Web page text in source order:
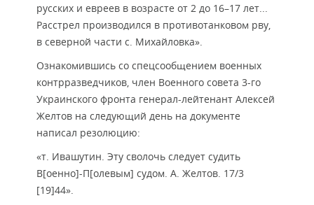
русских и евреев в возрасте от 2 до 16–17 лет...
Расстрел производился в противотанковом рву,
в северной части с. Михайловка».
Ознакомившись со спецсообщением военных
контрразведчиков, член Военного совета 3-го
Украинского фронта генерал-лейтенант Алексей
Желтов на следующий день на документе
написал резолюцию:
«т. Ивашутин. Эту сволочь следует судить
В[оенно]-П[олевым] судом. А. Желтов. 17/3
[19]44».